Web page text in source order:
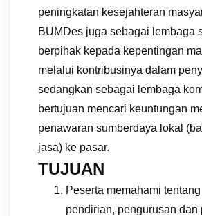
peningkatan kesejahteran
BUMDes juga sebagai lembaga
berpihak kepada kepentingan
melalui kontribusinya dalam
sedangkan sebagai lembaga
bertujuan mencari keuntungan
penawaran sumberdaya lokal
jasa) ke pasar.
TUJUAN
Peserta memahami
pendirian, pengurusan dan